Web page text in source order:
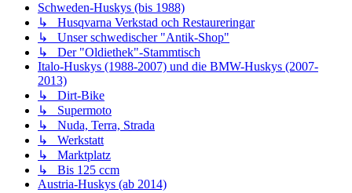
Schweden-Huskys (bis 1988)
↳ Husqvarna Verkstad och Restaureringar
↳ Unser schwedischer "Antik-Shop"
↳ Der "Oldiethek"-Stammtisch
Italo-Huskys (1988-2007) und die BMW-Huskys (2007-
2013)
↳ Dirt-Bike
↳ Supermoto
↳ Nuda, Terra, Strada
↳ Werkstatt
↳ Marktplatz
↳ Bis 125 ccm
Austria-Huskys (ab 2014)